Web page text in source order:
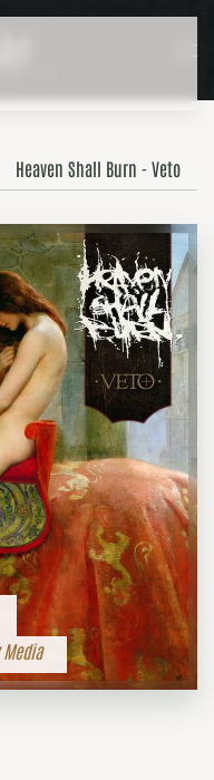
Heaven Shall Burn - Veto